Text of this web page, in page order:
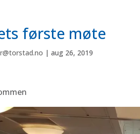
første møte
|aug 26, 2019